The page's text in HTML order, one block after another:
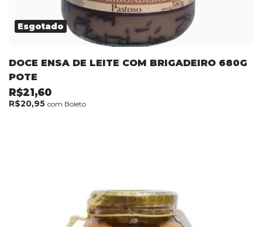
Esgotado
DOCE ENSA DE LEITE COM BRIGADEIRO 680G
POTE
R$21,60
R$20,95 com Boleto